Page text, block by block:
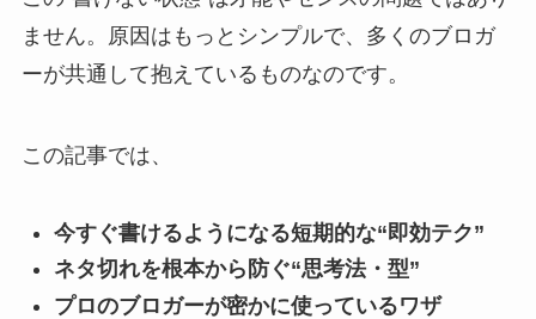
ません。原因はもっとシンプルで、多くのブロガ
ーが共通して抱えているものなのです。
この記事では、
今すぐ書けるようになる短期的な“即効テク”
ネタ切れを根本から防ぐ“思考法・型”
プロのブロガーが密かに使っているワザ